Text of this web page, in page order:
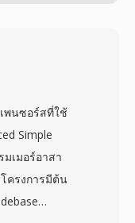
พนซอร์สที่ใช้
Simple
เมอร์อาสา
ครงการมีต้น